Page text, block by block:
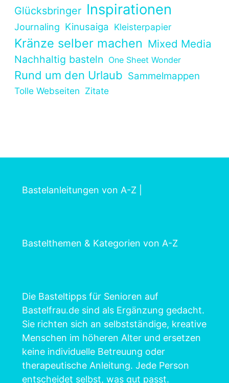
Glücksbringer Inspirationen
Journaling Kinusaiga Kleisterpapier
Kränze selber machen Mixed Media
Nachhaltig basteln One Sheet Wonder
Rund um den Urlaub Sammelmappen
Tolle Webseiten Zitate
Bastelanleitungen von A-Z|
Bastelthemen & Kategorien von A-Z
Die Basteltipps für Senioren auf
Bastelfrau.de sind als Ergänzung gedacht.
Sie richten sich an selbstständige, kreative
Menschen im höheren Alter und ersetzen
keine individuelle Betreuung oder
therapeutische Anleitung. Jede Person
entscheidet selbst, was gut passt.